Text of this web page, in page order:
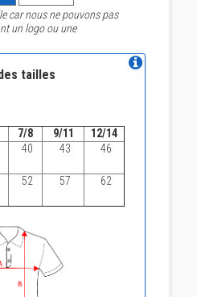
car nous ne pouvons pas
un logo ou une
tailles
7/8 9/11
12/14
40 43 46
52 57 62